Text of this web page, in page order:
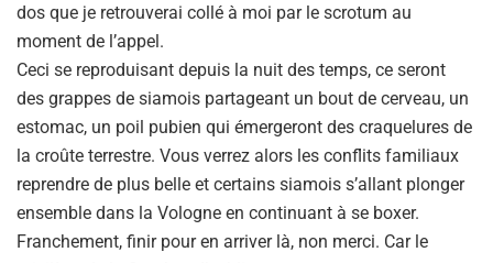
dos que je retrouverai collé à moi par le scrotum au
moment de l’appel.
Ceci se reproduisant depuis la nuit des temps, ce seront
des grappes de siamois partageant un bout de cerveau, un
estomac, un poil pubien qui émergeront des craquelures de
la croûte terrestre. Vous verrez alors les conflits familiaux
reprendre de plus belle et certains siamois s’allant plonger
ensemble dans la Vologne en continuant à se boxer.
Franchement, finir pour en arriver là, non merci. Car le